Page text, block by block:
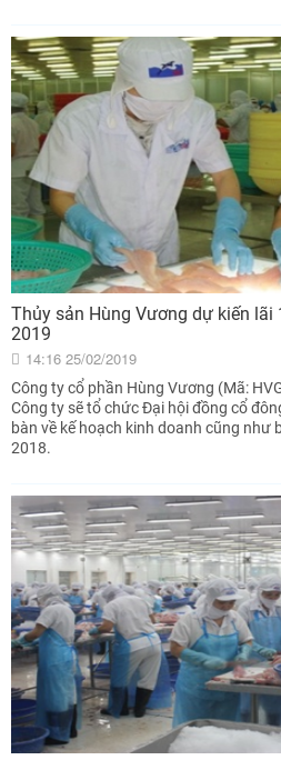
Thủy sản Hùng Vương dự kiến
2019
14:16 25/02/2019
Công ty cổ phần Hùng Vương (Mã:
Công ty sẽ tổ chức Đại hội đồng cổ
bàn về kế hoạch kinh doanh cũng như
2018.